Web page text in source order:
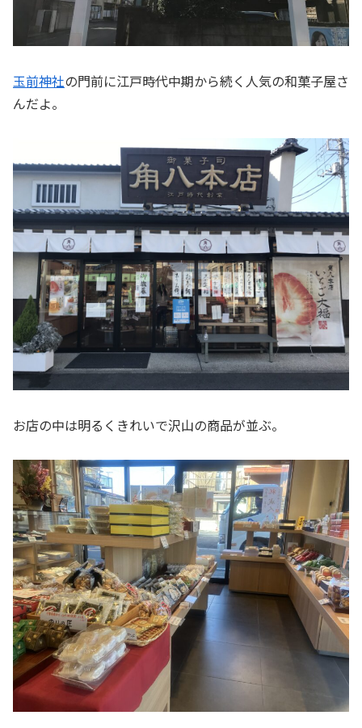
玉前神社の門前に江戸時代中期から続く人気の和菓子屋さ
んだよ。
お店の中は明るくきれいで沢山の商品が並ぶ。